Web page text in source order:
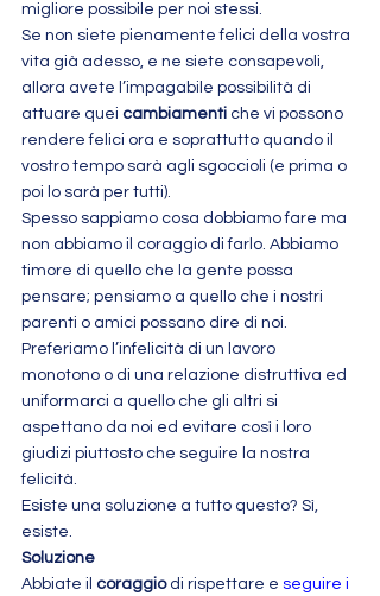
migliore possibile per noi stessi.
Se non siete pienamente felici della vostra
vita già adesso, e ne siete consapevoli,
allora avete l’impagabile possibilità di
attuare quei cambiamenti che vi possono
rendere felici ora e soprattutto quando il
vostro tempo sarà agli sgoccioli (e prima o
poi lo sarà per tutti).
Spesso sappiamo cosa dobbiamo fare ma
non abbiamo il coraggio di farlo. Abbiamo
timore di quello che la gente possa
pensare; pensiamo a quello che i nostri
parenti o amici possano dire di noi.
Preferiamo l’infelicità di un lavoro
monotono o di una relazione distruttiva ed
uniformarci a quello che gli altri si
aspettano da noi ed evitare così i loro
giudizi piuttosto che seguire la nostra
felicità.
Esiste una soluzione a tutto questo? Sì,
esiste.
Soluzione
Abbiate il coraggio di rispettare e seguire i